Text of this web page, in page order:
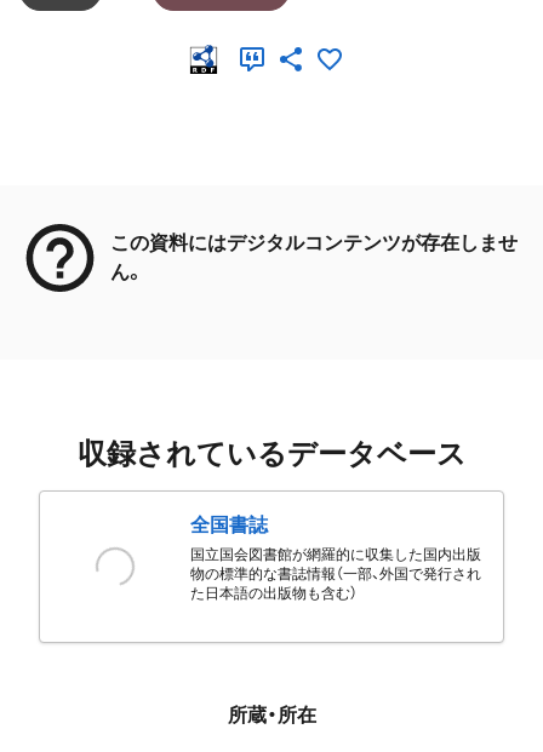
この資料にはデジタルコンテンツが存在しませ
ん。
収録されているデータベース
全国書誌
国立国会図書館が網羅的に収集した国内出版
物の標準的な書誌情報（一部、外国で発行され
た日本語の出版物も含む）
所蔵・所在